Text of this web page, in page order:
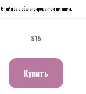
6 гайдов о сбалансированном питании.
$15
Купить